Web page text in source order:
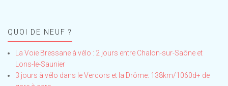
QUOI DE NEUF ?
La Voie Bressane à vélo : 2 jours entre Chalon-sur-Saône et
Lons-le-Saunier
3 jours à vélo dans le Vercors et la Drôme: 138km/1060d+ de